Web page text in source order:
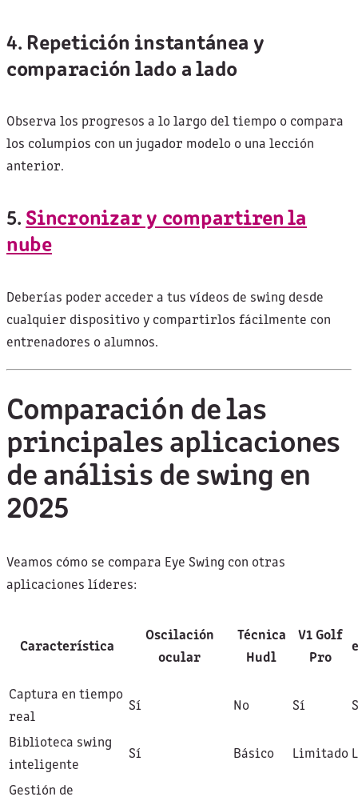
4. Repetición instantánea y
comparación lado a lado
Observa los progresos a lo largo del tiempo o compara
los columpios con un jugador modelo o una lección
anterior.
5. Sincronizar y compartiren la
nube
Deberías poder acceder a tus vídeos de swing desde
cualquier dispositivo y compartirlos fácilmente con
entrenadores o alumnos.
Comparación de las
principales aplicaciones
de análisis de swing en
2025
Veamos cómo se compara Eye Swing con otras
aplicaciones líderes:
Característica
Oscilación
ocular
Técnica
Hudl
V1 Golf
Pro
Captura en tiempo
real
Sí No Sí
Biblioteca swing
inteligente
Sí Básico Limitado
Gestión de